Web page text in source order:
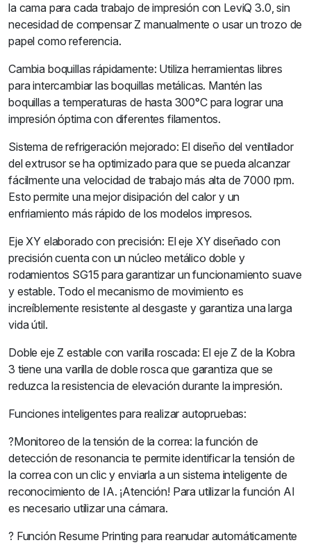
la cama para cada trabajo de impresión con LeviQ 3.0, sin
necesidad de compensar Z manualmente o usar un trozo de
papel como referencia.
Cambia boquillas rápidamente: Utiliza herramientas libres
para intercambiar las boquillas metálicas. Mantén las
boquillas a temperaturas de hasta 300°C para lograr una
impresión óptima con diferentes filamentos.
Sistema de refrigeración mejorado: El diseño del ventilador
del extrusor se ha optimizado para que se pueda alcanzar
fácilmente una velocidad de trabajo más alta de 7000 rpm.
Esto permite una mejor disipación del calor y un
enfriamiento más rápido de los modelos impresos.
Eje XY elaborado con precisión: El eje XY diseñado con
precisión cuenta con un núcleo metálico doble y
rodamientos SG15 para garantizar un funcionamiento suave
y estable. Todo el mecanismo de movimiento es
increíblemente resistente al desgaste y garantiza una larga
vida útil.
Doble eje Z estable con varilla roscada: El eje Z de la Kobra
3 tiene una varilla de doble rosca que garantiza que se
reduzca la resistencia de elevación durante la impresión.
Funciones inteligentes para realizar autopruebas:
?Monitoreo de la tensión de la correa: la función de
detección de resonancia te permite identificar la tensión de
la correa con un clic y enviarla a un sistema inteligente de
reconocimiento de IA. ¡Atención! Para utilizar la función AI
es necesario utilizar una cámara.
? Función Resume Printing para reanudar automáticamente